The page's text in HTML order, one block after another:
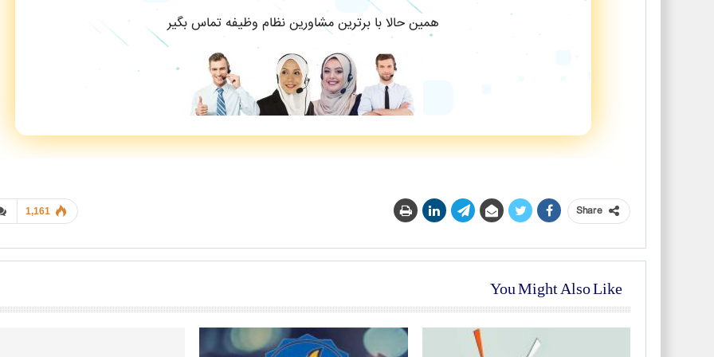
همین حالا با برترین مشاورین نظام وظیفه تماس بگیر
1,161 Share
You Might Also Like